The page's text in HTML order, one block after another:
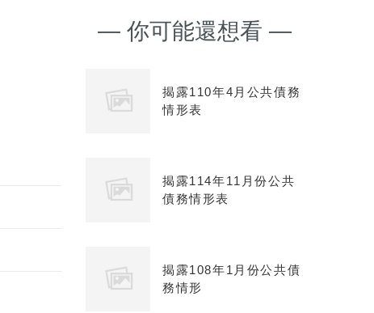
— 你可能還想看 —
揭露110年4月公共債務
情形表
揭露114年11月份公共
債務情形表
揭露108年1月份公共債
務情形